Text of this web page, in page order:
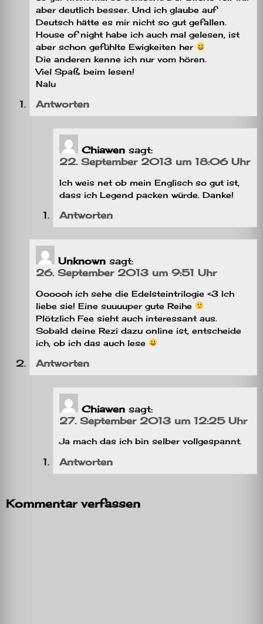
aber deutlich besser. Und ich glaube auf
Deutsch hätte es mir nicht so gut gefallen.
House of night habe ich auch mal gelesen, ist
aber schon gefühlte Ewigkeiten her
Die anderen kenne ich nur vom hören.
Viel Spaß beim lesen!
Nalu
Antworten
Chiawen sagt:
22. September 2013 um 18:06 Uhr
Ich weis net ob mein Englisch so gut ist,
dass ich Legend packen würde. Danke!
Antworten
Unknown sagt:
26. September 2013 um 9:51 Uhr
Oooooh ich sehe die Edelsteintrilogie <3 Ich
liebe sie! Eine suuuuper gute Reihe
Plötzlich Fee sieht auch interessant aus.
Sobald deine Rezi dazu online ist, entscheide
ich, ob ich das auch lese
Antworten
Chiawen sagt:
27. September 2013 um 12:25 Uhr
Ja mach das ich bin selber vollgespannt.
Antworten
Kommentar verfassen